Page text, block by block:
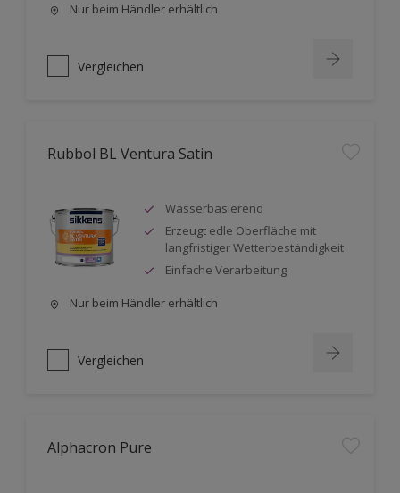
Nur beim Händler erhältlich
Vergleichen
Rubbol BL Ventura Satin
Wasserbasierend
Erzeugt edle Oberfläche mit
langfristiger Wetterbeständigkeit
Einfache Verarbeitung
Nur beim Händler erhältlich
Vergleichen
Alphacron Pure